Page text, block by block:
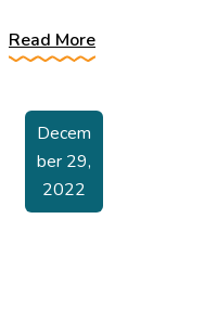
Read More
Decem
Ber 29,
2022